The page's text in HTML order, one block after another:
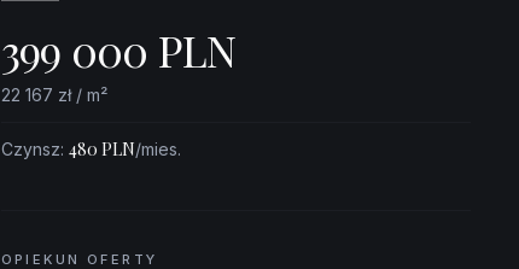
399 000 PLN
22 167 zł / m²
Czynsz: 480 PLN/mies.
OPIEKUN OFERTY